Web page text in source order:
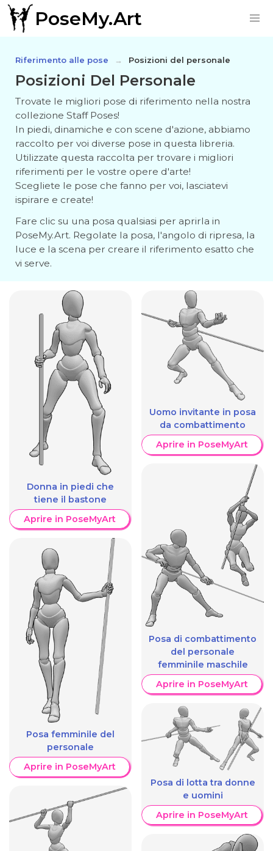
PoseMy.Art
Riferimento alle pose Posizioni del personale
Posizioni Del Personale
Trovate le migliori pose di riferimento nella nostra
collezione Staff Poses!
In piedi, dinamiche e con scene d'azione, abbiamo
raccolto per voi diverse pose in questa libreria.
Utilizzate questa raccolta per trovare i migliori
riferimenti per le vostre opere d'arte!
Scegliete le pose che fanno per voi, lasciatevi
ispirare e create!
Fare clic su una posa qualsiasi per aprirla in
PoseMy.Art. Regolate la posa, l'angolo di ripresa, la
luce e la scena per creare il riferimento esatto che
vi serve.
Donna in piedi che
tiene il bastone
Aprire in PoseMyArt
Posa femminile del
personale
Aprire in PoseMyArt
Uomo invitante in posa
da combattimento
Aprire in PoseMyArt
Posa di combattimento
del personale
femminile maschile
Aprire in PoseMyArt
Posa di lotta tra donne
e uomini
Aprire in PoseMyArt